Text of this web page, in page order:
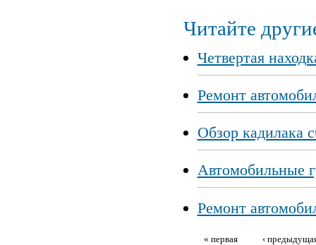
Читайте
Четвертая
Ремонт
Обзор кадилака
Автомобильные
Ремонт
« первая ‹